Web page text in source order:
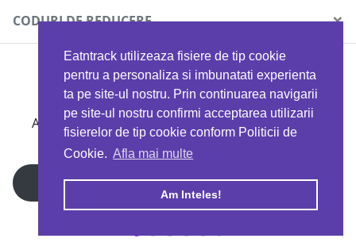
Eatntrack utilizeaza fisiere de tip cookie
pentru a personaliza si imbunatati experienta
ta pe site-ul nostru. Prin continuarea navigarii
pe site-ul nostru confirmi acceptarea utilizarii
fisierelor de tip cookie conform Politicii de
Cookie. Afla mai multe
Am Inteles!
Politica de confidențialitate
Copyright © 2026 EAT & TRACK S.R.L
CODURI DE REDUCERE ×
MYPROTEIN
Ai 40%reducere la orice comandă folosind codul
EATTRACK
Profită acum